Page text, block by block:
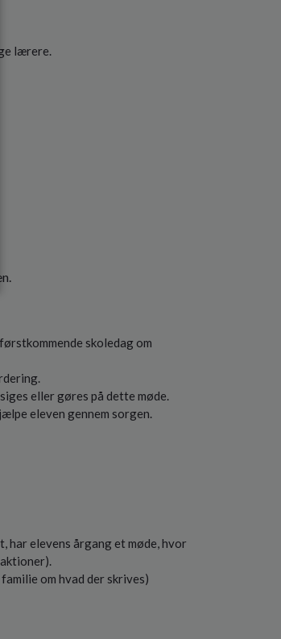
lærere.
skoledag om
eller gøres på dette møde.
eleven gennem sorgen.
elevens årgang et møde, hvor
om hvad der skrives)